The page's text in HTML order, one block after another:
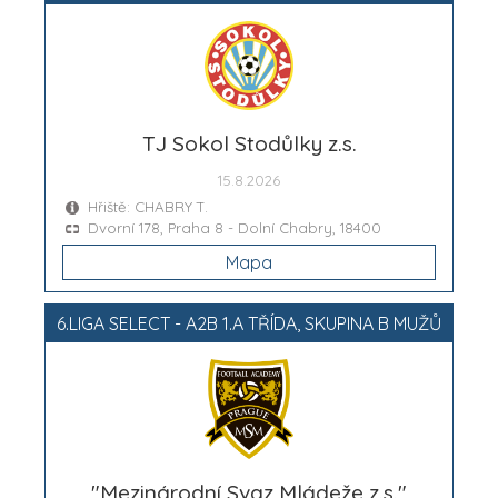
TJ Sokol Stodůlky z.s.
15.8.2026
Hřiště: CHABRY T.
Dvorní 178, Praha 8 - Dolní Chabry, 18400
Mapa
6.LIGA SELECT - A2B 1.A TŘÍDA, SKUPINA B MUŽŮ
"Mezinárodní Svaz Mládeže z.s."